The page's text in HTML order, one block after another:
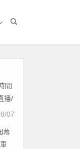
間
播/
07
幕